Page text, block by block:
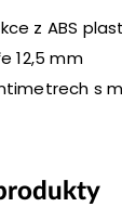
z ABS
12,5 mm
s